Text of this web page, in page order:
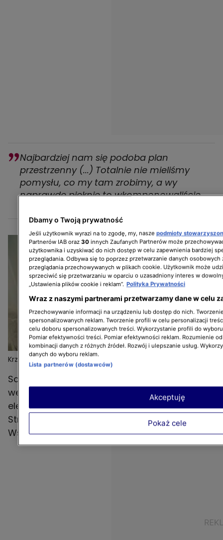
Najbardziej nam się podoba plan
przestrzenny (...) Totalnie nie mieliśmy
pomysłu, co my tam zrobimy, a wy
naprawdę pięknie to wkomponowaliście.
Krzysztof Miruć był zaskoczony ich decyzją: "To
najbardziej odważni bohaterowie, jakich do tej pory
miałem"
Salon zaprasza do odpoczynku od samego
wejścia. Wszechobecne beże i brązy stworzyły
elegancką i przytulną przestrzeń do życia.
Strefa wejściowa i kuchnia też zachwycają.
Wszystko tworzy harmonijną i spójną całość.
Dbamy o Twoją prywatność
Jeśli użytkownik wyrazi na to zgodę, my, nasze podmioty
Partnerów IAB oraz 30 innych Zaufanych Partnerów może
użytkownika i uzyskiwać do nich dostęp w celu zapewnienia bardziej
przeglądania. Odbywa się to poprzez przetwarzanie danych osobowych
przeglądania przechowywanych w plikach cookie. Użytkownik może
sprzeciwić się przetwarzaniu w oparciu o uzasadniony interes w
„Ustawienia plików cookie i reklam”. Polityka Prywatności
Wraz z naszymi partnerami przetwarzamy dane w celu
Przechowywanie informacji na urządzeniu lub dostęp do nich.
spersonalizowanych reklam. Tworzenie profili w celu personalizacji
celu doboru spersonalizowanych treści. Wykorzystanie profili do
Pomiar efektywności treści. Pomiar efektywności reklam. Rozumienie
kombinacji danych z różnych źródeł. Rozwój i ulepszanie usług.
danych do wyboru reklam.
Lista partnerów (dostawców)
Pokaż cele
Akceptuję